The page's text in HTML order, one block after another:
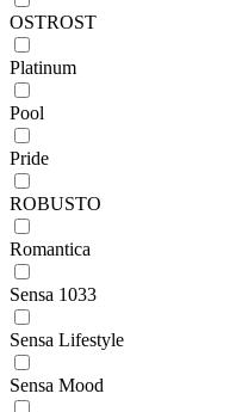
OSTROST
Platinum
Pool
Pride
ROBUSTO
Romantica
Sensa 1033
Sensa Lifestyle
Sensa Mood